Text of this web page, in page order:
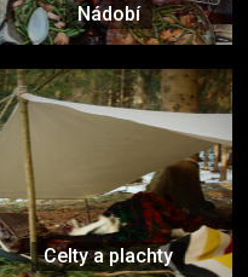
Nádobí
Celty a plachty